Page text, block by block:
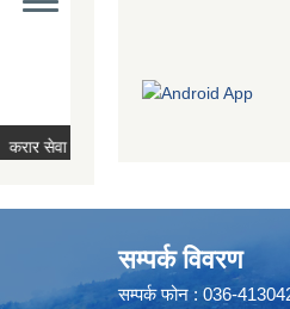
सम्पर्क विवरण
सम्पर्क फोन : 036-